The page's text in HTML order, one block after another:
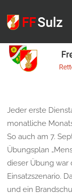
Jeder erste
monatliche
So auch am 7.
Übungsplan
dieser Übung war
Einsatzszenario.
und ein